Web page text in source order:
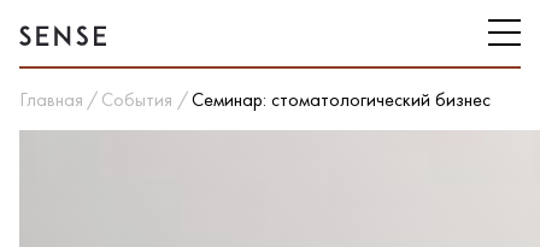
Главная События Семинар: стоматологический бизнес